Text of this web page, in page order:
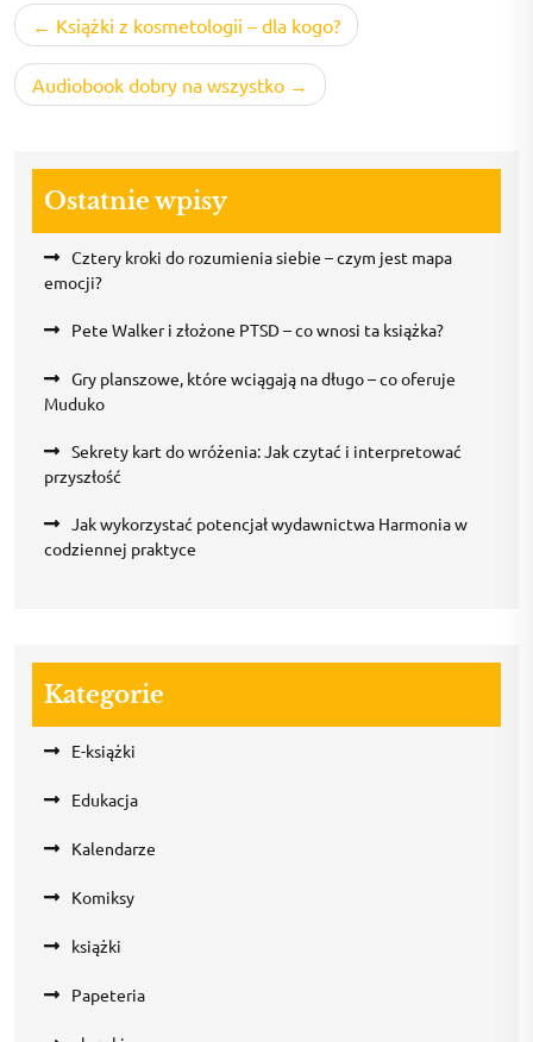
Nawigacja
wpisu
Książki z kosmetologii – dla kogo?
Audiobook dobry na wszystko
Ostatnie wpisy
Cztery kroki do rozumienia siebie – czym jest mapa
emocji?
Pete Walker i złożone PTSD – co wnosi ta książka?
Gry planszowe, które wciągają na długo – co oferuje
Muduko
Sekrety kart do wróżenia: Jak czytać i interpretować
przyszłość
Jak wykorzystać potencjał wydawnictwa Harmonia w
codziennej praktyce
Kategorie
E-książki
Edukacja
Kalendarze
Komiksy
książki
Papeteria